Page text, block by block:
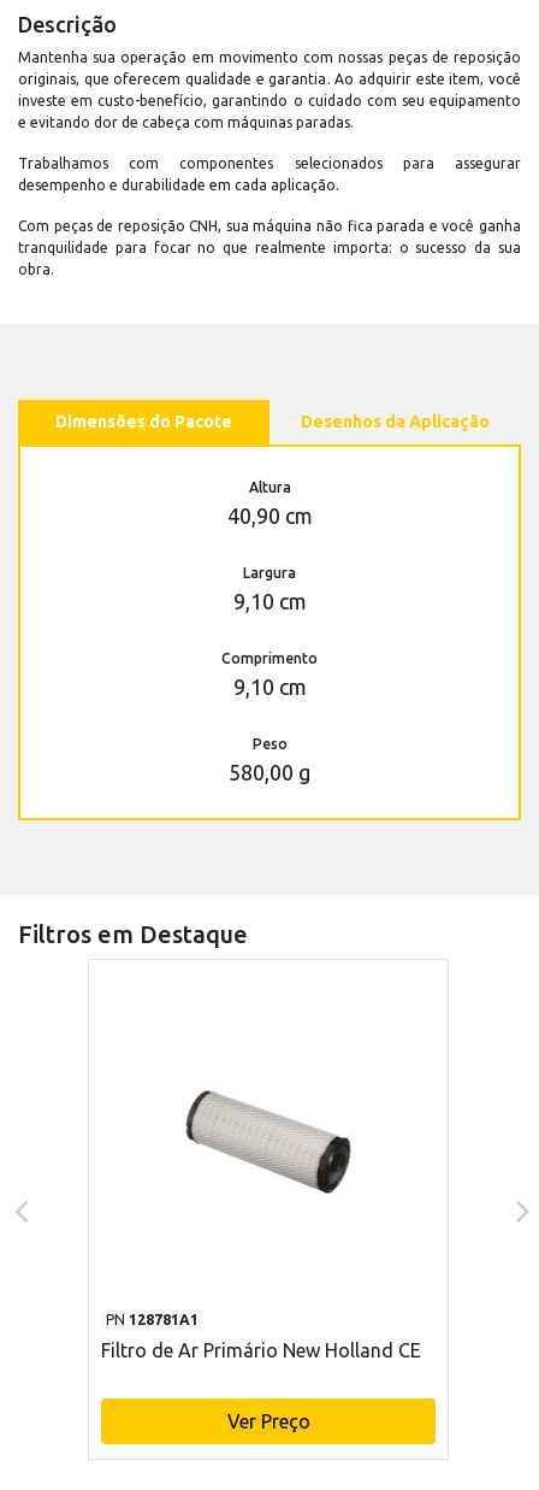
Descrição
Mantenha sua operação em movimento com nossas peças de reposição
originais, que oferecem qualidade e garantia. Ao adquirir este item, você
investe em custo-benefício, garantindo o cuidado com seu equipamento
e evitando dor de cabeça com máquinas paradas.
Trabalhamos com componentes selecionados para assegurar
desempenho e durabilidade em cada aplicação.
Com peças de reposição CNH, sua máquina não fica parada e você ganha
tranquilidade para focar no que realmente importa: o sucesso da sua
obra.
Dimensões do Pacote Desenhos da Aplicação
Altura
40,90 cm
Largura
9,10 cm
Comprimento
9,10 cm
Peso
580,00 g
Filtros em Destaque
PN 128781A1
Filtro de Ar Primário New Holland CE
Ver Preço